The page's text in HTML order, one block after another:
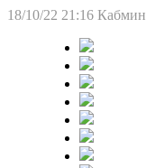
18/10/22 21:16 Кабмин